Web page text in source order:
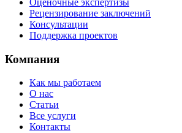
Рецензирование заключений
Консультации
Поддержка проектов
Компания
Как мы работаем
О нас
Статьи
Все услуги
Контакты